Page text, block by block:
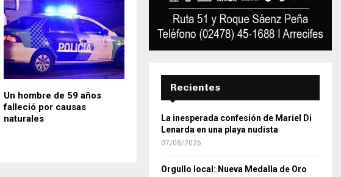
Un hombre de 59 años
falleció por causas
naturales
Recientes
La inesperada confesión de Mariel Di
Lenarda en una playa nudista
07/08/2026
Orgullo local: Nueva Medalla de Oro